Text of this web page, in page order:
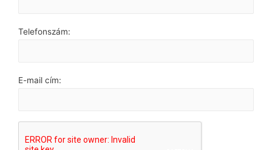
Telefonszám:
E-mail cím: